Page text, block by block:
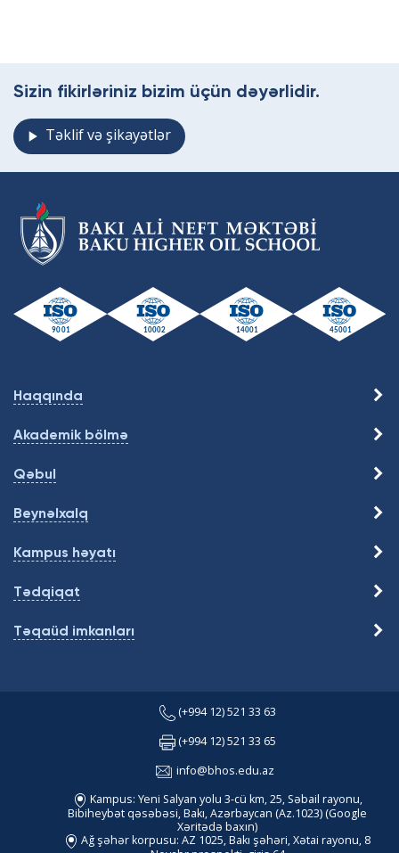
Sizin fikirləriniz bizim üçün dəyərlidir.
Təklif və şikayətlər
Haqqında
Akademik bölmə
Qəbul
Beynəlxalq
Kampus həyatı
Tədqiqat
Təqaüd imkanları
(+994 12) 521 33 63
(+994 12) 521 33 65
info@bhos.edu.az
Kampus: Yeni Salyan yolu 3-cü km, 25, Səbail rayonu,
Bibiheybət qəsəbəsi, Bakı, Azərbaycan (Az.1023) (Google
Xəritədə baxın)
Ağ şəhər korpusu: AZ 1025, Bakı şəhəri, Xətai rayonu, 8